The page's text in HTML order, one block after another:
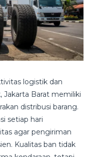
logistik dan
Jakarta Barat memiliki
distribusi barang.
setiap hari
agar pengiriman
Kualitas ban tidak